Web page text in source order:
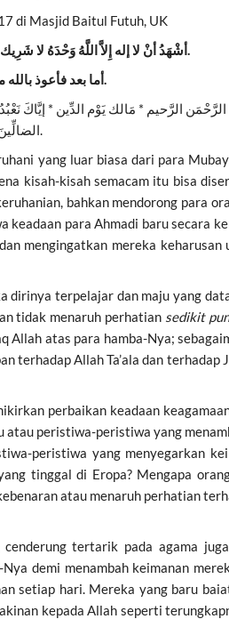
di Masjid Baitul Futuh, UK
أشْهَدُ أنْ لا إله إِلاَّ اللَّهُ وَحْدَهُ لا شَرِيك لَهُ ، وأشْهَدُ أنَّ مُحَمَّداً عَبْدُهُ وَرَسُولُهُ.
أما بعد فأعوذ بالله من الشيطان الرجيم.
الرَّحيم * مَالك يَوْم الدِّين * إيَّاكَ
، آمين.
yang luar biasa dari para
kisah-kisah semacam itu bisa
bahkan mendorong para
para Ahmadi baru secara
mengingatkan mereka keharusan
dirinya terpelajar dan maju yang
tidak menaruh perhatian sedikit
atas para hamba-Nya;
terhadap Allah Ta’ala dan
perbaikan keadaan
peristiwa-peristiwa yang
peristiwa yang menyegarkan
tinggal di Eropa? Mengapa
atau menaruh perhatian
tertarik pada agama
demi menambah keimanan
setiap hari. Mereka yang baru
kepada Allah seperti